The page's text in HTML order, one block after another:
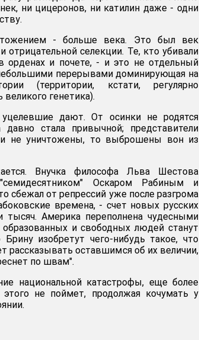
ни цицеронов, ни катилин даже - одни
- больше века. Это был век
селекции. Те, кто убивали
орденах и почете, - и это не отдельный
перерывами доминирующая на
(территории, кстати, регулярно
генетика).
дают. От осинки не родятся
стала привычной; представители
не уничтожены, то выброшены вон из
Внучка философа Льва Шестова
Оскаром Рабиным и
сбежал от репрессий уже после разгрома
времена, - счет новых русских
Америка переполнена чудесными
и свободных людей станут
изобретут чего-нибудь такое, что
рассказывать оставшимся об их величии,
по швам".
национальной катастрофы, еще более
не поймет, продолжая кочумать у